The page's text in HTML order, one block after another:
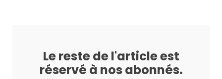
Le reste de l'article est
réservé à nos abonnés.